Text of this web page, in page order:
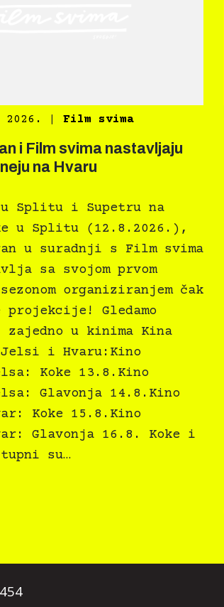
Film svima
i Film svima nastavljaju
na Hvaru
u Splitu i Supetru na
u Splitu (12.8.2026.),
u suradnji s Film svima
sa svojom prvom
organiziranjem čak
Gledamo
u kinima Kina
Jelsi i Hvaru:Kino
Koke 13.8.Kino
Glavonja 14.8.Kino
Koke 15.8.Kino
Glavonja 16.8. Koke i
su…